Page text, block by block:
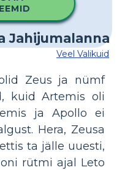
Veel Valikuid
Zeus ja nümf
kuid Artemis oli
ja Apollo ei
Hera, Zeusa
ta jälle uuesti,
rütmi ajal Leto